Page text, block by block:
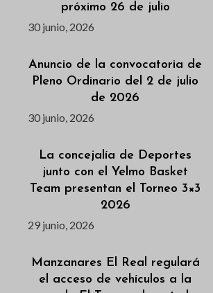
próximo 26 de julio
30 junio, 2026
Anuncio de la convocatoria de
Pleno Ordinario del 2 de julio
de 2026
30 junio, 2026
La concejalía de Deportes
junto con el Yelmo Basket
Team presentan el Torneo 3×3
2026
29 junio, 2026
Manzanares El Real regulará
el acceso de vehículos a la